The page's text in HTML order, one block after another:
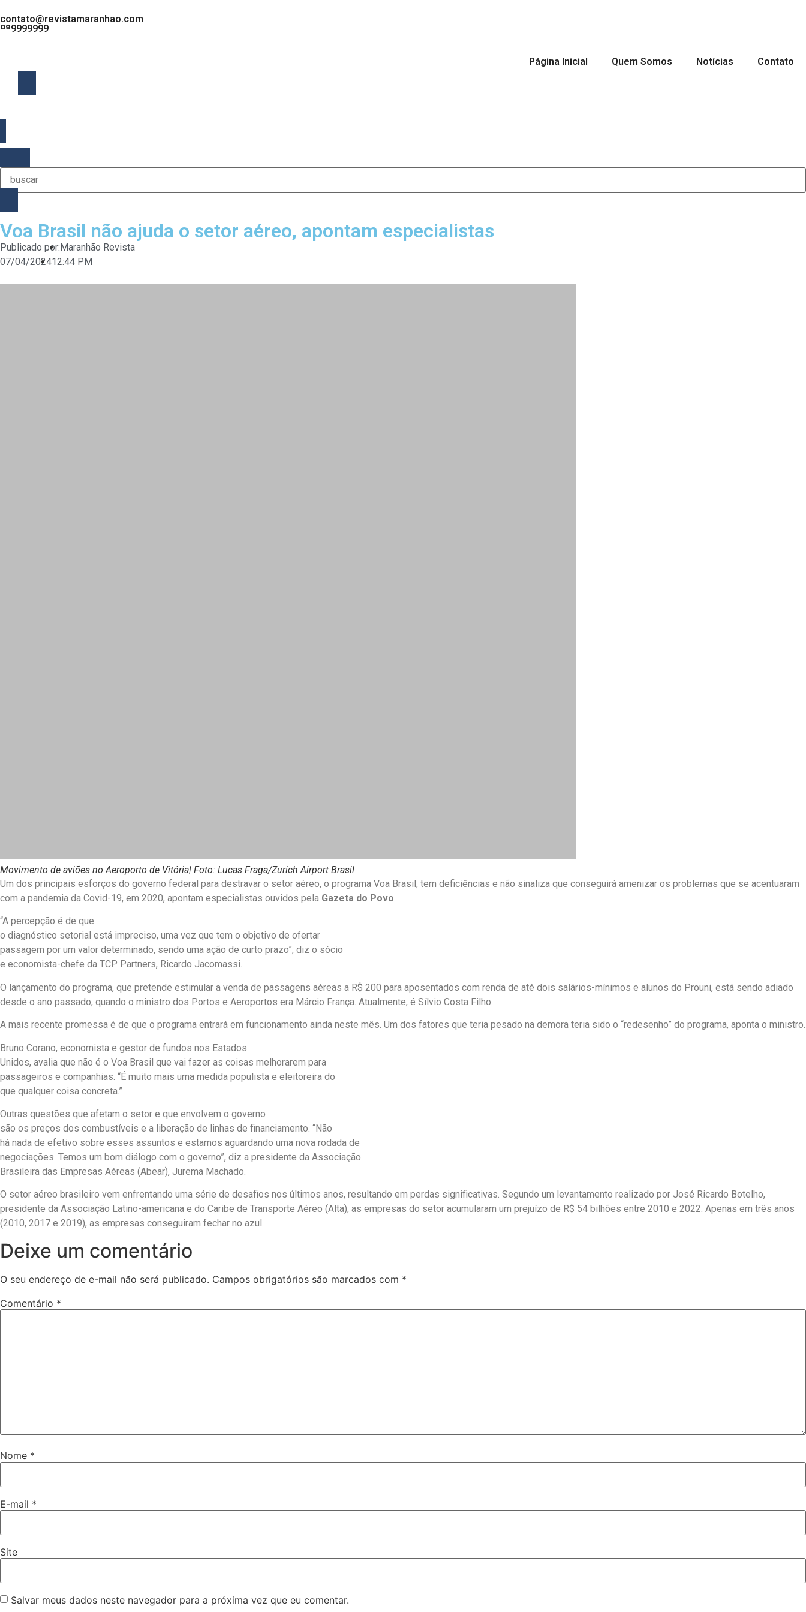
contato@revistamaranhao.com
989999999
Página Inicial Quem Somos Notícias Contato
MENU
Voa Brasil não ajuda o setor aéreo, apontam especialistas
Publicado por:Maranhão Revista
07/04/202412:44 PM
Movimento de aviões no Aeroporto de Vitória| Foto: Lucas Fraga/Zurich Airport Brasil
Um dos principais esforços do governo federal para destravar o setor aéreo, o programa Voa Brasil, tem deficiências e não sinaliza que conseguirá amenizar os problemas que se acentuaram
com a pandemia da Covid-19, em 2020, apontam especialistas ouvidos pela Gazeta do Povo.
“A percepção é de que
o diagnóstico setorial está impreciso, uma vez que tem o objetivo de ofertar
passagem por um valor determinado, sendo uma ação de curto prazo”, diz o sócio
e economista-chefe da TCP Partners, Ricardo Jacomassi.
O lançamento do programa, que pretende estimular a venda de passagens aéreas a R$ 200 para aposentados com renda de até dois salários-mínimos e alunos do Prouni, está sendo adiado
desde o ano passado, quando o ministro dos Portos e Aeroportos era Márcio França. Atualmente, é Sílvio Costa Filho.
A mais recente promessa é de que o programa entrará em funcionamento ainda neste mês. Um dos fatores que teria pesado na demora teria sido o “redesenho” do programa, aponta o ministro.
Bruno Corano, economista e gestor de fundos nos Estados
Unidos, avalia que não é o Voa Brasil que vai fazer as coisas melhorarem para
passageiros e companhias. “É muito mais uma medida populista e eleitoreira do
que qualquer coisa concreta.”
Outras questões que afetam o setor e que envolvem o governo
são os preços dos combustíveis e a liberação de linhas de financiamento. “Não
há nada de efetivo sobre esses assuntos e estamos aguardando uma nova rodada de
negociações. Temos um bom diálogo com o governo”, diz a presidente da Associação
Brasileira das Empresas Aéreas (Abear), Jurema Machado.
O setor aéreo brasileiro vem enfrentando uma série de desafios nos últimos anos, resultando em perdas significativas. Segundo um levantamento realizado por José Ricardo Botelho,
presidente da Associação Latino-americana e do Caribe de Transporte Aéreo (Alta), as empresas do setor acumularam um prejuízo de R$ 54 bilhões entre 2010 e 2022. Apenas em três anos
(2010, 2017 e 2019), as empresas conseguiram fechar no azul.
Deixe um comentário
O seu endereço de e-mail não será publicado. Campos obrigatórios são marcados com *
Comentário *
Nome *
E-mail *
Site
Salvar meus dados neste navegador para a próxima vez que eu comentar.